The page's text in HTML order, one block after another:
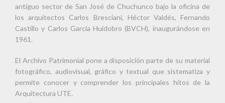
antiguo sector de San José de Chuchunco bajo la oficina de
los arquitectos Carlos Bresciani, Héctor Valdés, Fernando
Castillo y Carlos García Huidobro (BVCH), inaugurándose en
1961.
El Archivo Patrimonial pone a disposición parte de su material
fotográfico, audiovisual, gráfico y textual que sistematiza y
permite conocer y comprender los principales hitos de la
Arquitectura UTE.